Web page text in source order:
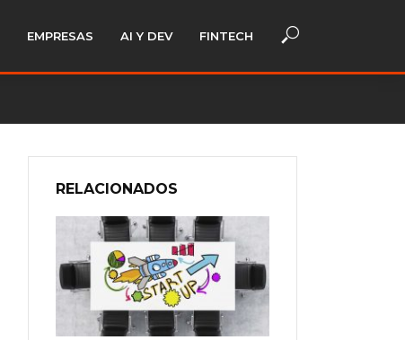
EMPRESAS AI Y DEV FINTECH
RELACIONADOS